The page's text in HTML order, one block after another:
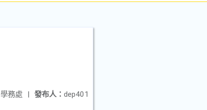
發布人： dep401
學務處 |